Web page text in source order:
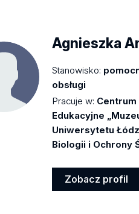
Agnieszka
Stanowisko:
obsługi
Pracuje w:
Edukacyjne
Uniwersytetu
Biologii i Ochrony
Zobacz profil